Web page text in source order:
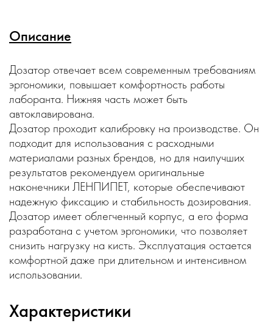
Описание
Дозатор отвечает всем современным требованиям
эргономики, повышает комфортность работы
лаборанта. Нижняя часть может быть
автоклавирована.
Дозатор проходит калибровку на производстве. Он
подходит для использования с расходными
материалами разных брендов, но для наилучших
результатов рекомендуем оригинальные
наконечники ЛЕНПИПЕТ, которые обеспечивают
надежную фиксацию и стабильность дозирования.
Дозатор имеет облегченный корпус, а его форма
разработана с учетом эргономики, что позволяет
снизить нагрузку на кисть. Эксплуатация остается
комфортной даже при длительном и интенсивном
использовании.
Характеристики